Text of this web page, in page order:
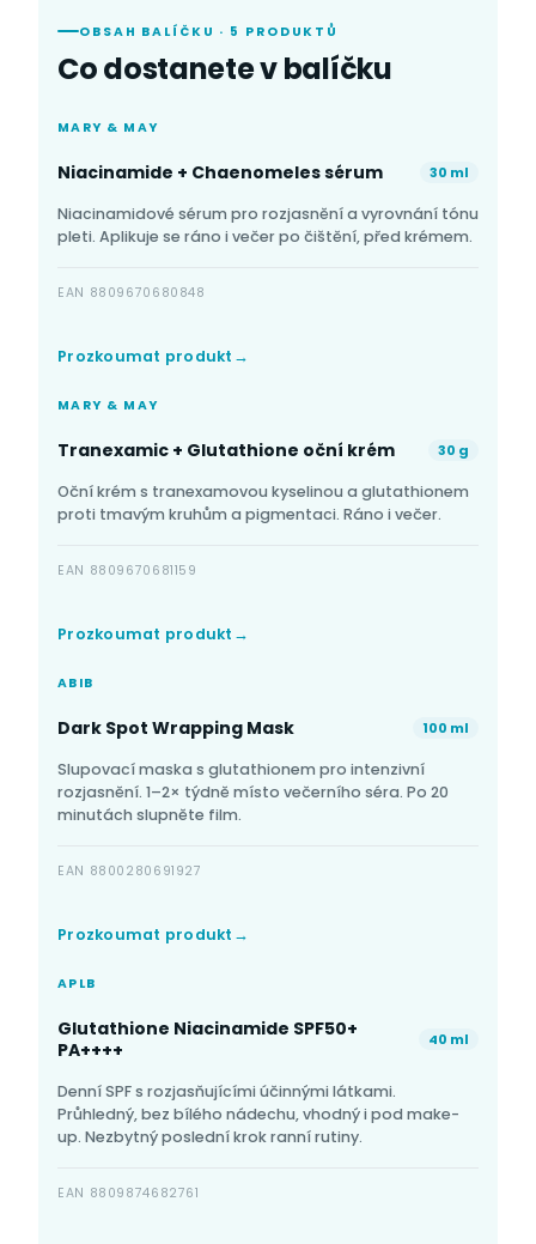
OBSAH BALÍČKU · 5 PRODUKTŮ
Co dostanete v balíčku
MARY & MAY
Niacinamide + Chaenomeles sérum 30 ml
Niacinamidové sérum pro rozjasnění a vyrovnání tónu
pleti. Aplikuje se ráno i večer po čištění, před krémem.
EAN 8809670680848
Prozkoumat produkt
MARY & MAY
Tranexamic + Glutathione oční krém 30 g
Oční krém s tranexamovou kyselinou a glutathionem
proti tmavým kruhům a pigmentaci. Ráno i večer.
EAN 8809670681159
Prozkoumat produkt
ABIB
Dark Spot Wrapping Mask 100 ml
Slupovací maska s glutathionem pro intenzivní
rozjasnění. 1–2× týdně místo večerního séra. Po 20
minutách slupněte film.
EAN 8800280691927
Prozkoumat produkt
APLB
Glutathione Niacinamide SPF50+
PA++++
40 ml
Denní SPF s rozjasňujícími účinnými látkami.
Průhledný, bez bílého nádechu, vhodný i pod make-
up. Nezbytný poslední krok ranní rutiny.
EAN 8809874682761